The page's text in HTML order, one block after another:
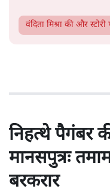
वंदिता मिश्रा की और स्टोरी
निहत्थे पैगंबर
मानसपुत्रः
बरकरार